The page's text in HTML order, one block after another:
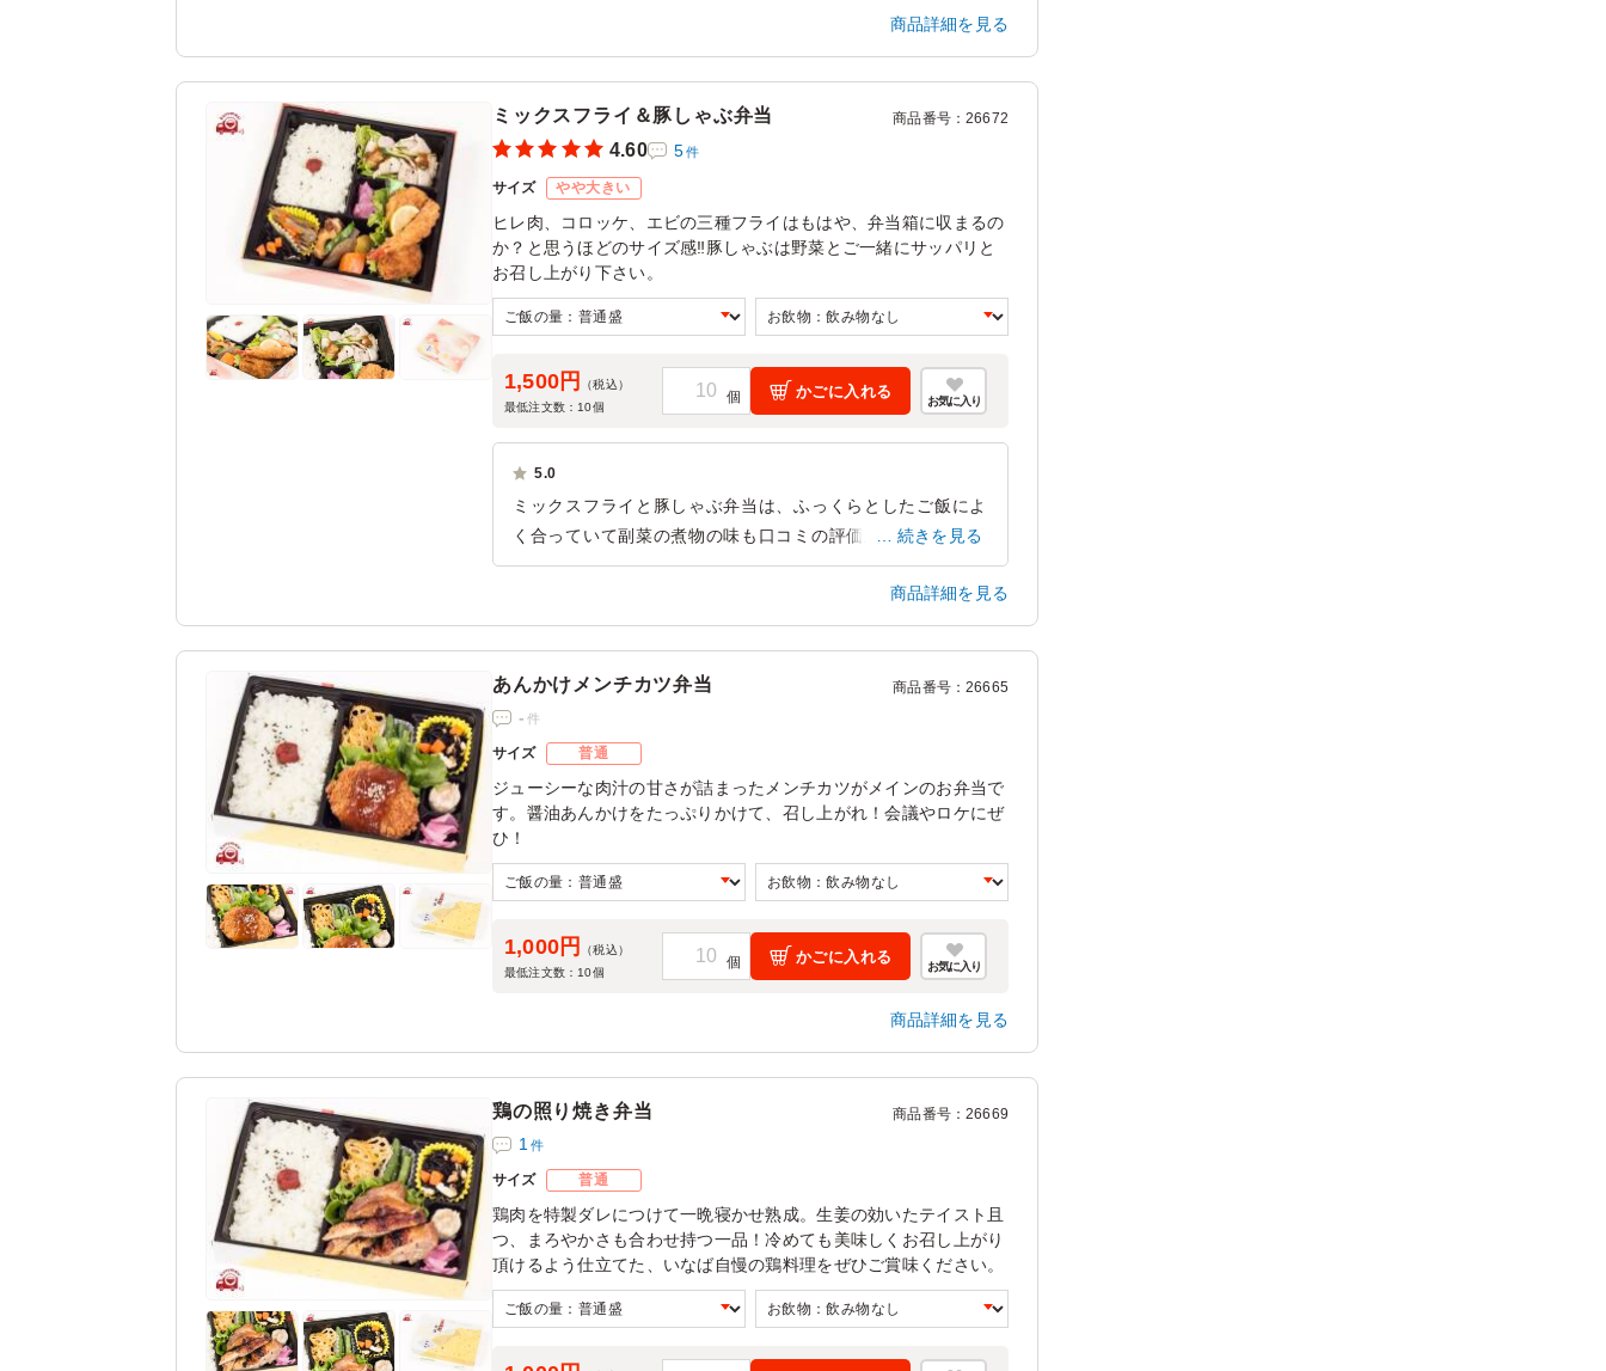
静岡県焼津市下江留2026/08/08
商品詳細を見る
ミックスフライ＆豚しゃぶ弁当 商品番号：26672
4.60 5件
サイズ やや大きい
ヒレ肉、コロッケ、エビの三種フライはもはや、弁当箱に収まるの
か？と思うほどのサイズ感‼豚しゃぶは野菜とご一緒にサッパリと
お召し上がり下さい。
1,500円
（税込）
最低注文数： 10個
かごに入れる
お気に入り
5.0
ミックスフライと豚しゃぶ弁当は、ふっくらとしたご飯によ
く合っていて副菜の煮物の味も口コミの評価通り、大変美味
しかったです。 その他のひじき煮物や豆類の煮物もボリュ
ームがあり大変美味しく頂きました。豚しゃぶのボリューム
もありましたが、キャベツのサラダと一緒にさっぱり美味し
かったです。大満足のお弁当でした。
静岡県三島市芙蓉台2023/08/28
続きを見る
商品詳細を見る
あんかけメンチカツ弁当 商品番号：26665
- 件
サイズ 普通
ジューシーな肉汁の甘さが詰まったメンチカツがメインのお弁当で
す。醤油あんかけをたっぷりかけて、召し上がれ！会議やロケにぜ
ひ！
1,000円
（税込）
最低注文数： 10個
かごに入れる
お気に入り
商品詳細を見る
鶏の照り焼き弁当 商品番号：26669
1 件
サイズ 普通
鶏肉を特製ダレにつけて一晩寝かせ熟成。生姜の効いたテイスト且
つ、まろやかさも合わせ持つ一品！冷めても美味しくお召し上がり
頂けるよう仕立てた、いなば自慢の鶏料理をぜひご賞味ください。